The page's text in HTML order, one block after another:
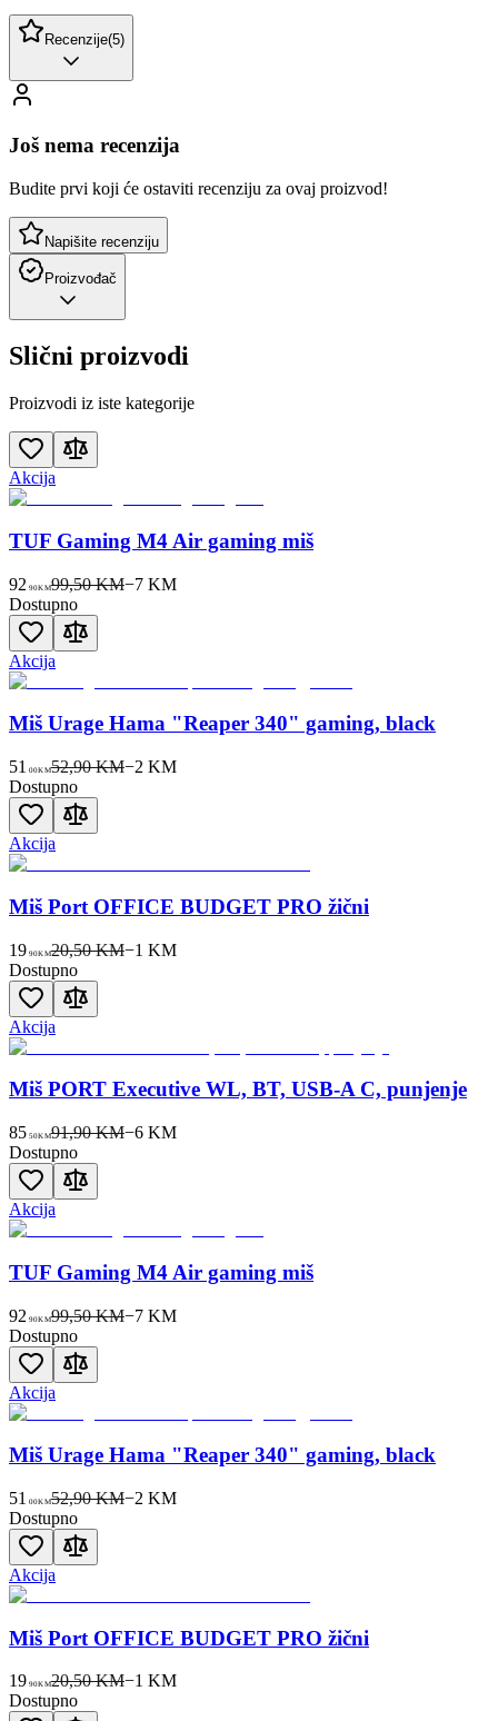
Recenzije(5)
Još nema recenzija
Budite prvi koji će ostaviti recenziju za ovaj proizvod!
Napišite recenziju
Proizvođač
Slični proizvodi
Proizvodi iz iste kategorije
Akcija
TUF Gaming M4 Air gaming miš
92 90KM99,50 KM−7KM
Dostupno
Akcija
Miš Urage Hama "Reaper 340" gaming, black
51 00KM52,90 KM−2 KM
Dostupno
Akcija
Miš Port OFFICE BUDGET PRO žični
19 90KM20,50 KM−1 KM
Dostupno
Akcija
Miš PORT Executive WL, BT, USB-A C, punjenje
85 50KM91,90 KM−6KM
Dostupno
Akcija
TUF Gaming M4 Air gaming miš
92 90KM99,50 KM−7KM
Dostupno
Akcija
Miš Urage Hama "Reaper 340" gaming, black
51 00KM52,90 KM−2 KM
Dostupno
Akcija
Miš Port OFFICE BUDGET PRO žični
19 90KM20,50 KM−1 KM
Dostupno